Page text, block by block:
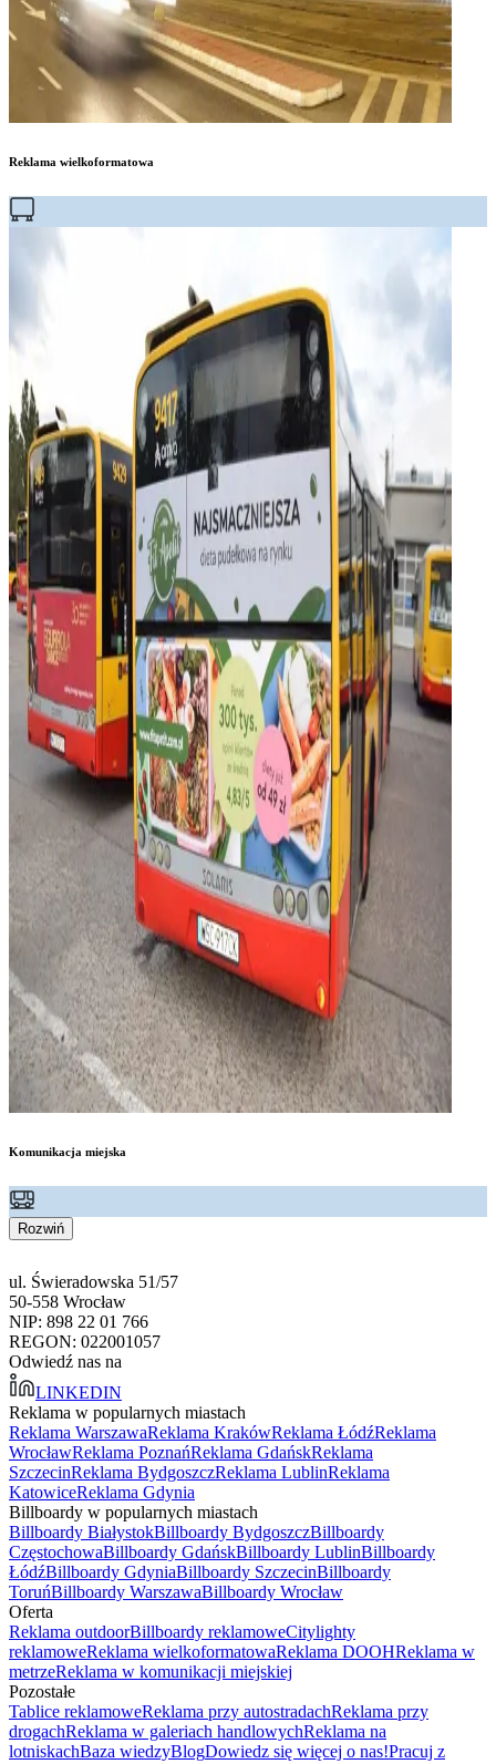
Reklama wielkoformatowa
Komunikacja miejska
Rozwiń
ul. Świeradowska 51/57
50-558 Wrocław
NIP: 898 22 01 766
REGON: 022001057
Odwiedź nas na
LINKEDIN
Reklama w popularnych miastach
Reklama WarszawaReklama KrakówReklama ŁódźReklama
WrocławReklama PoznańReklama GdańskReklama
SzczecinReklama BydgoszczReklama LublinReklama
KatowiceReklama Gdynia
Billboardy w popularnych miastach
Billboardy BiałystokBillboardy BydgoszczBillboardy
CzęstochowaBillboardy GdańskBillboardy LublinBillboardy
ŁódźBillboardy GdyniaBillboardy SzczecinBillboardy
ToruńBillboardy WarszawaBillboardy Wrocław
Oferta
Reklama outdoorBillboardy reklamoweCitylighty
reklamoweReklama wielkoformatowaReklama DOOHReklama w
metrzeReklama w komunikacji miejskiej
Pozostałe
Tablice reklamoweReklama przy autostradachReklama przy
drogachReklama w galeriach handlowychReklama na
lotniskachBaza wiedzyBlogDowiedz się więcej o nas!Pracuj z